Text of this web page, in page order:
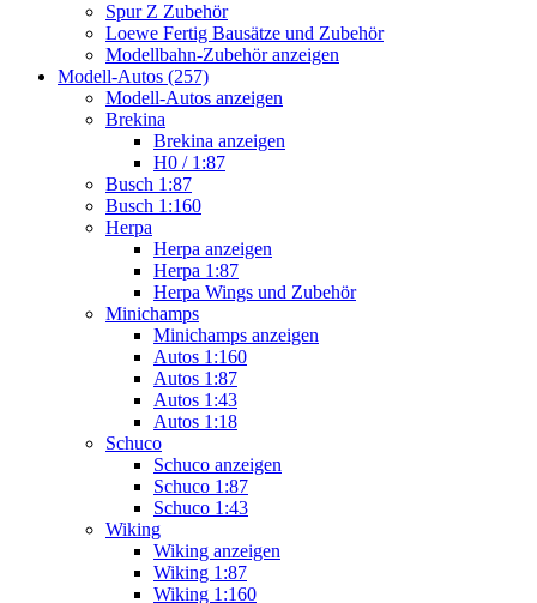
Spur Z Zubehör
Loewe Fertig Bausätze und Zubehör
Modellbahn-Zubehör anzeigen
Modell-Autos (257)
Modell-Autos anzeigen
Brekina
Brekina anzeigen
H0 / 1:87
Busch 1:87
Busch 1:160
Herpa
Herpa anzeigen
Herpa 1:87
Herpa Wings und Zubehör
Minichamps
Minichamps anzeigen
Autos 1:160
Autos 1:87
Autos 1:43
Autos 1:18
Schuco
Schuco anzeigen
Schuco 1:87
Schuco 1:43
Wiking
Wiking anzeigen
Wiking 1:87
Wiking 1:160